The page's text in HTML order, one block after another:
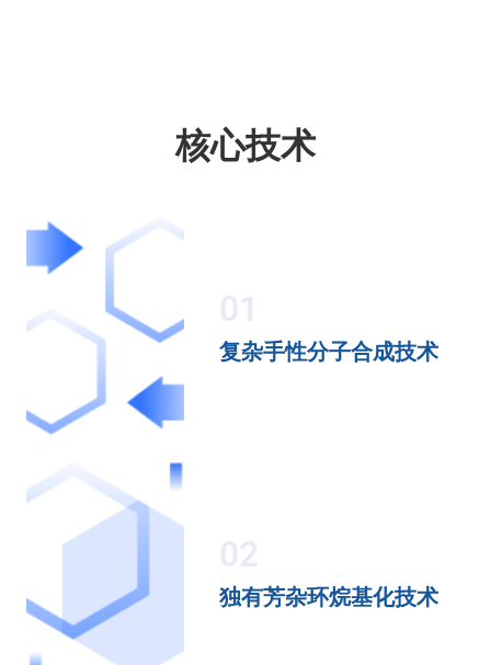
核心技术
01
复杂手性分子合成技术
02
独有芳杂环烷基化技术